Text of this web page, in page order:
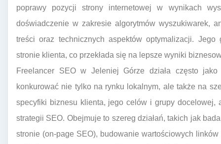
poprawy pozycji strony internetowej w wynikach
doświadczenie w zakresie algorytmów wyszukiwarek,
treści oraz technicznych aspektów optymalizacji.
stronie klienta, co przekłada się na lepsze wyniki
Freelancer SEO w Jeleniej Górze działa często
konkurować nie tylko na rynku lokalnym, ale także na
specyfiki biznesu klienta, jego celów i grupy docelowej,
strategii SEO. Obejmuje to szereg działań, takich jak
stronie (on-page SEO), budowanie wartościowych